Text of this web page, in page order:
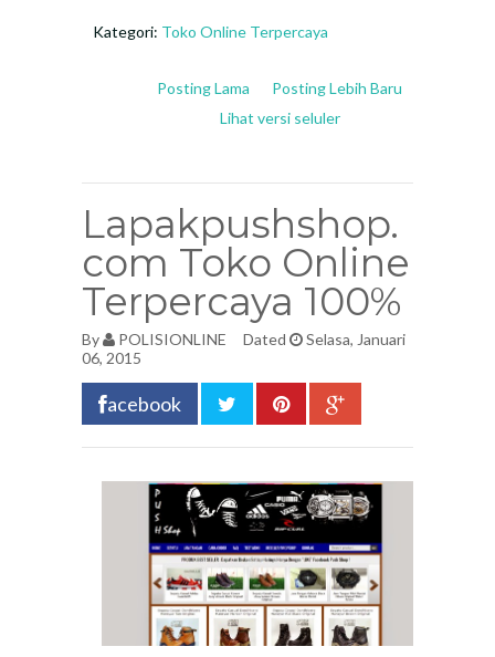
Kategori: Toko Online Terpercaya
Posting Lebih Baru
Posting Lama
Lihat versi seluler
Lapakpushshop.
com Toko Online
Terpercaya 100%
By POLISIONLINE Dated
Selasa, Januari
06, 2015
acebook